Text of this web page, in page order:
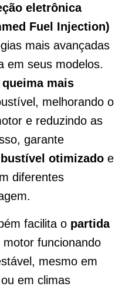
eletrônica
Fuel Injection)
mais avançadas
em seus modelos.
queima mais
melhorando o
e reduzindo as
garante
otimizado e
diferentes
facilita o partida
funcionando
mesmo em
em climas